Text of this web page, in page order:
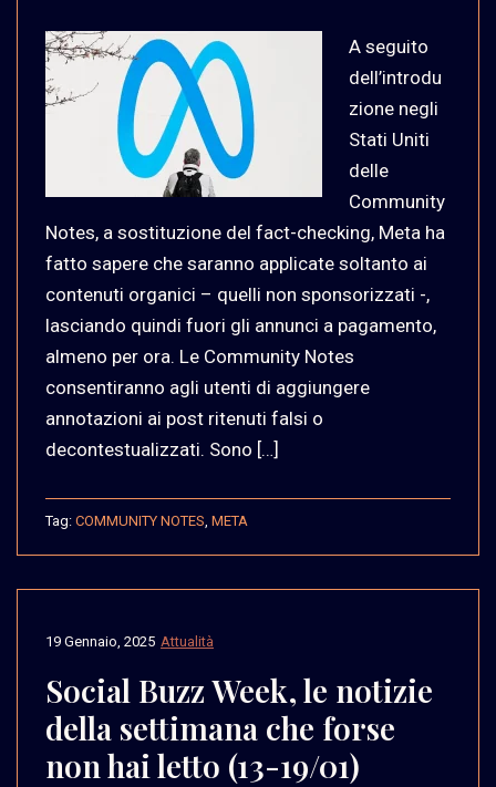
A seguito
dell’introdu
zione negli
Stati Uniti
delle
Community
Notes, a sostituzione del fact-checking, Meta ha
fatto sapere che saranno applicate soltanto ai
contenuti organici – quelli non sponsorizzati -,
lasciando quindi fuori gli annunci a pagamento,
almeno per ora. Le Community Notes
consentiranno agli utenti di aggiungere
annotazioni ai post ritenuti falsi o
decontestualizzati. Sono […]
Tag: COMMUNITY NOTES META
Attualità
19 Gennaio, 2025
Social Buzz Week, le notizie
della settimana che forse
non hai letto (13-19/01)